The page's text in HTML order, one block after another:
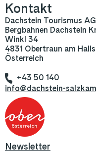
Kontakt
Dachstein Tourismus AG
Bergbahnen Dachstein
Winkl 34
4831 Obertraun am
Österreich
+43 50 140
info@dachstein-
Newsletter